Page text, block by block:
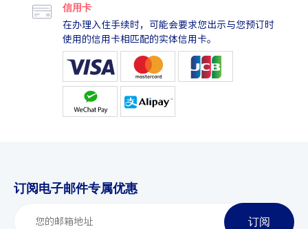
信用卡
在办理入住手续时，可能会要求您出示与您预订时
使用的信用卡相匹配的实体信用卡。
订阅电子邮件专属优惠
订阅